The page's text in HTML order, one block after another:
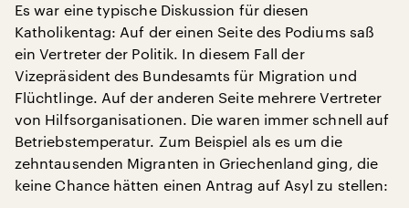
Es war eine typische Diskussion für diesen
Katholikentag: Auf der einen Seite des Podiums saß
ein Vertreter der Politik. In diesem Fall der
Vizepräsident des Bundesamts für Migration und
Flüchtlinge. Auf der anderen Seite mehrere Vertreter
von Hilfsorganisationen. Die waren immer schnell auf
Betriebstemperatur. Zum Beispiel als es um die
zehntausenden Migranten in Griechenland ging, die
keine Chance hätten einen Antrag auf Asyl zu stellen: